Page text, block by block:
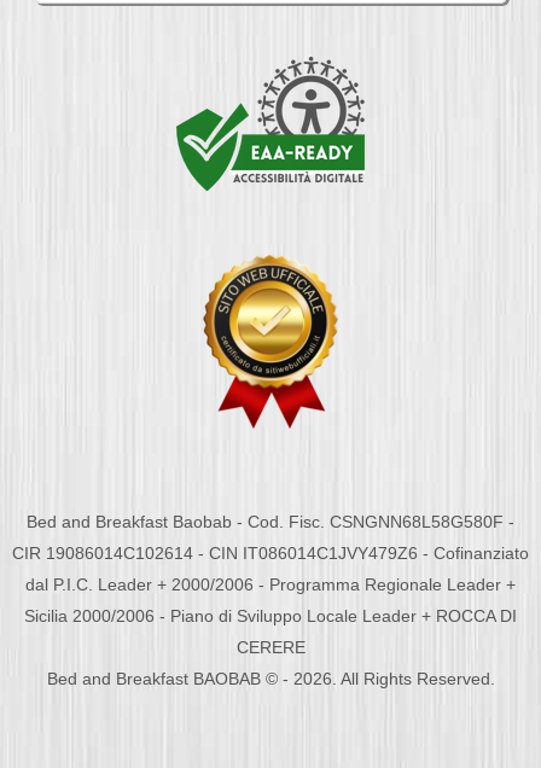
Bed and Breakfast Baobab - Cod. Fisc. CSNGNN68L58G580F -
CIR 19086014C102614 - CIN IT086014C1JVY479Z6 - Cofinanziato
dal P.I.C. Leader + 2000/2006 - Programma Regionale Leader +
Sicilia 2000/2006 - Piano di Sviluppo Locale Leader + ROCCA DI
CERERE
Bed and Breakfast BAOBAB © - 2026. All Rights Reserved.